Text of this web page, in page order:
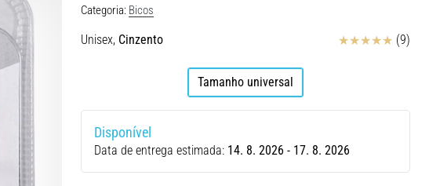
Categoria: Bicos
Unisex, Cinzento Avaliação (9)
Tamanho universal
Disponível
Data de entrega estimada: 14. 8. 2026 - 17. 8. 2026